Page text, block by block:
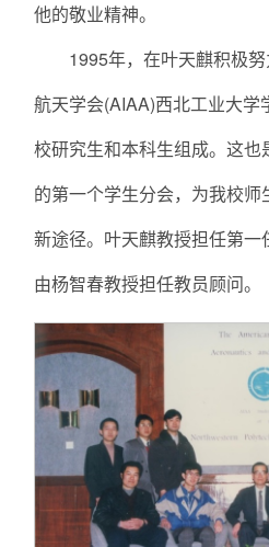
他的敬业精神。
1995年，在叶天麒积极
航天学会(AIAA)西北工业大学
校研究生和本科生组成。这
的第一个学生分会，为我校
新途径。叶天麒教授担任第
由杨智春教授担任教员顾问。